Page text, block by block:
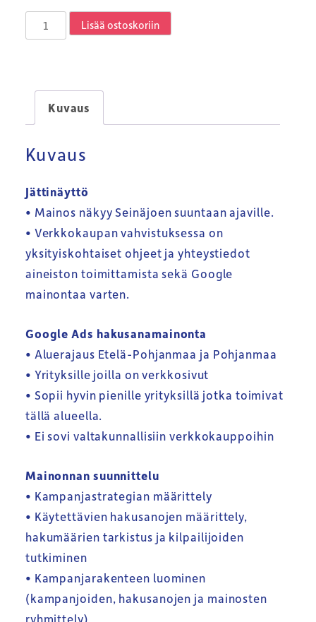
Jättiscreen
Google
Lisää ostoskoriin
Kuvaus
Kuvaus
Jättinäyttö
• Mainos näkyy Seinäjoen suuntaan ajaville.
• Verkkokaupan vahvistuksessa on
yksityiskohtaiset ohjeet ja yhteystiedot
aineiston toimittamista sekä Google
mainontaa varten.
Google Ads hakusanamainonta
• Aluerajaus Etelä-Pohjanmaa ja Pohjanmaa
• Yrityksille joilla on verkkosivut
• Sopii hyvin pienille yrityksillä jotka toimivat
tällä alueella.
• Ei sovi valtakunnallisiin verkkokauppoihin
Mainonnan suunnittelu
• Kampanjastrategian määrittely
• Käytettävien hakusanojen määrittely,
hakumäärien tarkistus ja kilpailijoiden
tutkiminen
• Kampanjarakenteen luominen
(kampanjoiden, hakusanojen ja mainosten
ryhmittely)